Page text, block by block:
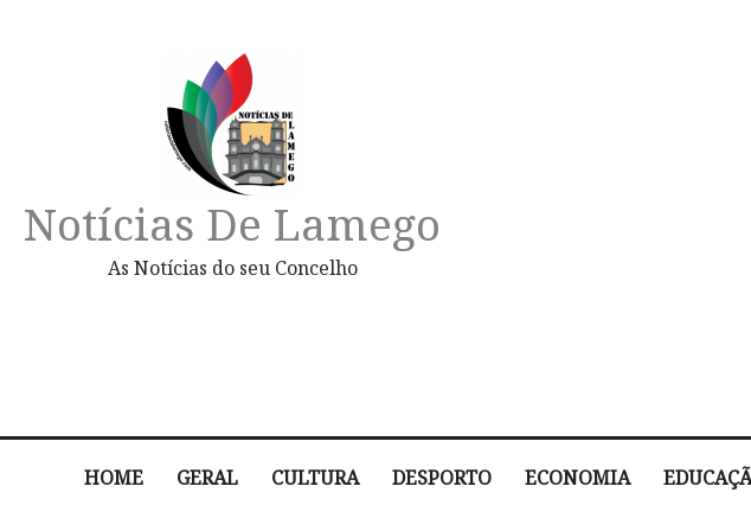
Notícias De Lamego
As Notícias do seu Concelho
HOME GERAL CULTURA DESPORTO ECONOMIA